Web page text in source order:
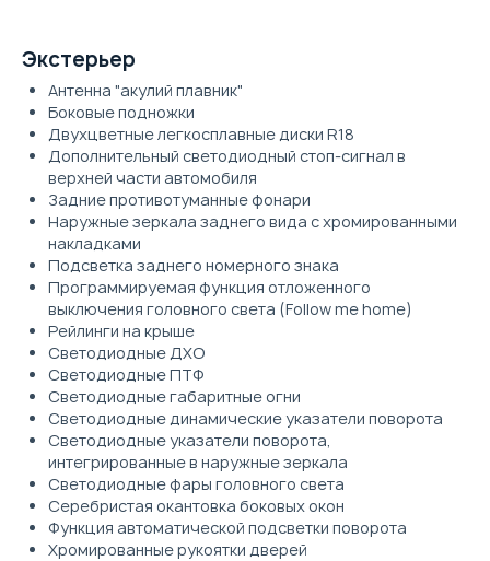
Экстерьер
Антенна "акулий плавник"
Боковые подножки
Двухцветные легкосплавные диски R18
Дополнительный светодиодный стоп-сигнал в
верхней части автомобиля
Задние противотуманные фонари
Наружные зеркала заднего вида с хромированными
накладками
Подсветка заднего номерного знака
Программируемая функция отложенного
выключения головного света (Follow me home)
Рейлинги на крыше
Светодиодные ДХО
Светодиодные ПТФ
Светодиодные габаритные огни
Светодиодные динамические указатели поворота
Светодиодные указатели поворота,
интегрированные в наружные зеркала
Светодиодные фары головного света
Серебристая окантовка боковых окон
Функция автоматической подсветки поворота
Хромированные рукоятки дверей